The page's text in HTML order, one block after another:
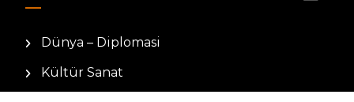
Dünya – Diplomasi
Kültür Sanat